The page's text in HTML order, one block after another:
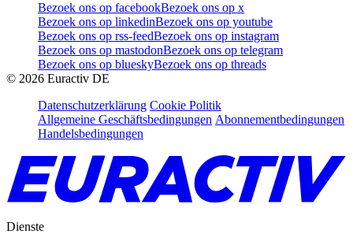
Bezoek ons op facebookBezoek ons op x
Bezoek ons op linkedinBezoek ons op youtube
Bezoek ons op rss-feedBezoek ons op instagram
Bezoek ons op mastodonBezoek ons op telegram
Bezoek ons op blueskyBezoek ons op threads
© 2026 Euractiv DE
Datenschutzerklärung Cookie Politik
Allgemeine Geschäftsbedingungen Abonnementbedingungen
Handelsbedingungen
Dienste